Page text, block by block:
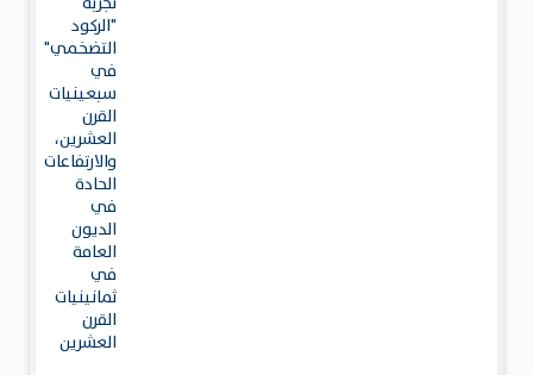
"الركود
التضخمي"
في
سبعينيات
القرن
العشرين،
والارتفاعات
الحادة
في
الديون
العامة
في
ثمانينيات
القرن
العشرين